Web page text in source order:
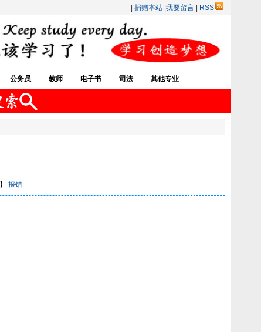
捐赠本站 我要留言 RSS
公务员 教师 电子书 司法 其他专业
】 报错